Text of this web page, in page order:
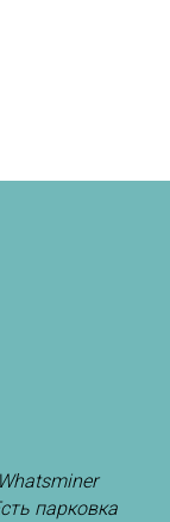
парковка